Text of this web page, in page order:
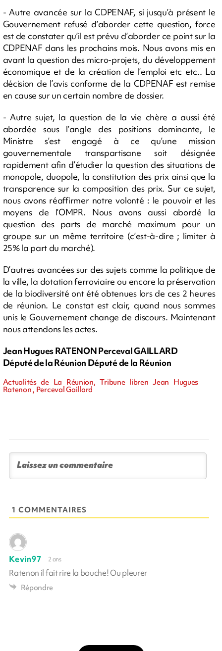
- Autre avancée sur la CDPENAF, si jusqu’à présent le
Gouvernement refusé d’aborder cette question, force
est de constater qu’il est prévu d’aborder ce point sur la
CDPENAF dans les prochains mois. Nous avons mis en
avant la question des micro-projets, du développement
économique et de la création de l’emploi etc etc.. La
décision de l’avis conforme de la CDPENAF est remise
en cause sur un certain nombre de dossier.
- Autre sujet, la question de la vie chère a aussi été
abordée sous l’angle des positions dominante, le
Ministre s’est engagé à ce qu’une mission
gouvernementale transpartisane soit désignée
rapidement afin d’étudier la question des situations de
monopole, duopole, la constitution des prix ainsi que la
transparence sur la composition des prix. Sur ce sujet,
nous avons réaffirmer notre volonté : le pouvoir et les
moyens de l’OMPR. Nous avons aussi abordé la
question des parts de marché maximum pour un
groupe sur un même territoire (c’est-à-dire ; limiter à
25% la part du marché).
D’autres avancées sur des sujets comme la politique de
la ville, la dotation ferroviaire ou encore la préservation
de la biodiversité ont été obtenues lors de ces 2 heures
de réunion. Le constat est clair, quand nous sommes
unis le Gouvernement change de discours. Maintenant
nous attendons les actes.
Jean Hugues RATENON Perceval GAILLARD
Député de la Réunion Député de la Réunion
Actualités de La Réunion, Tribune libren Jean Hugues
Ratenon , Perceval Gaillard
1 COMMENTAIRES
Kevin97 2 ans
Ratenon il fait rire la bouche! Ou pleurer
Répondre